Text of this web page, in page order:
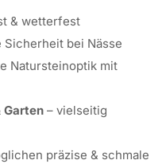
& wetterfest
Sicherheit bei Nässe
Natursteinoptik mit
Garten – vielseitig
präzise & schmale